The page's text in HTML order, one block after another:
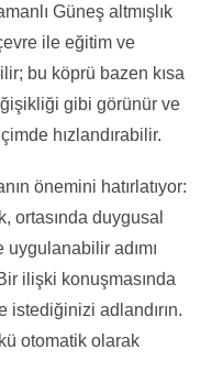
Güneş altmışlık
ile eğitim ve
bu köprü bazen kısa
gibi görünür ve
hızlandırabilir.
önemini hatırlatıyor:
ortasında duygusal
adımı
ilişki konuşmasında
adlandırın.
otomatik olarak